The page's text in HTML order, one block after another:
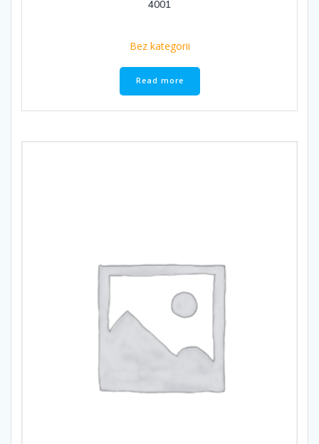
4001
Bez kategorii
Read more